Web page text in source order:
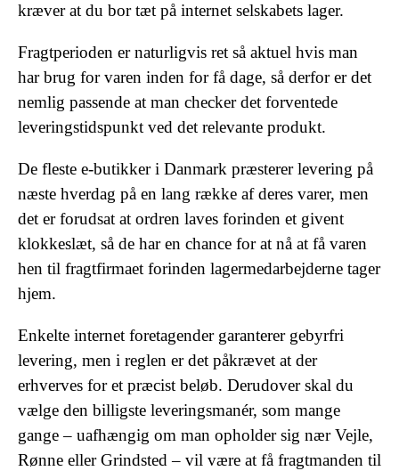
kræver at du bor tæt på internet selskabets lager.
Fragtperioden er naturligvis ret så aktuel hvis man
har brug for varen inden for få dage, så derfor er det
nemlig passende at man checker det forventede
leveringstidspunkt ved det relevante produkt.
De fleste e-butikker i Danmark præsterer levering på
næste hverdag på en lang række af deres varer, men
det er forudsat at ordren laves forinden et givent
klokkeslæt, så de har en chance for at nå at få varen
hen til fragtfirmaet forinden lagermedarbejderne tager
hjem.
Enkelte internet foretagender garanterer gebyrfri
levering, men i reglen er det påkrævet at der
erhverves for et præcist beløb. Derudover skal du
vælge den billigste leveringsmanér, som mange
gange – uafhængig om man opholder sig nær Vejle,
Rønne eller Grindsted – vil være at få fragtmanden til